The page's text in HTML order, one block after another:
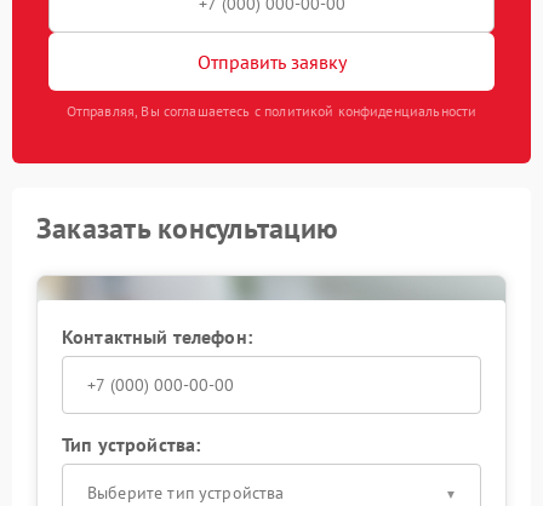
Отправить заявку
Отправляя, Вы соглашаетесь с политикой конфиденциальности
Заказать консультацию
Контактный телефон:
Тип устройства:
Выберите тип устройства